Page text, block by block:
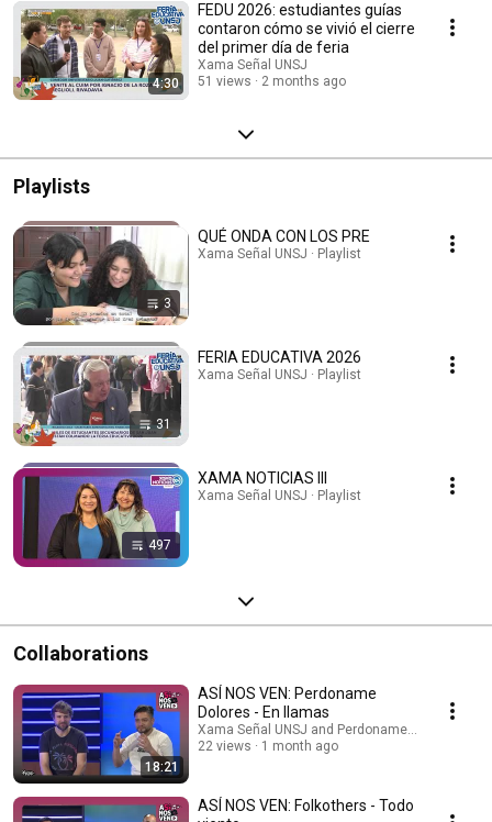
4:30
FEDU 2026: estudiantes guías
contaron cómo se vivió el cierre
del primer día de feria
Xama Señal UNSJ
51 views
2 months ago
Playlists
3
QUÉ ONDA CON LOS PRE
Xama Señal UNSJ · Playlist
31
FERIA EDUCATIVA 2026
Xama Señal UNSJ · Playlist
497
XAMA NOTICIAS III
Xama Señal UNSJ · Playlist
Collaborations
18:21
ASÍ NOS VEN: Perdoname
Dolores - En llamas
Xama Señal UNSJ and Perdoname Dolores
22 views
1 month ago
ASÍ NOS VEN: Folkothers - Todo